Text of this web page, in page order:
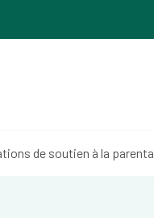
de soutien à la